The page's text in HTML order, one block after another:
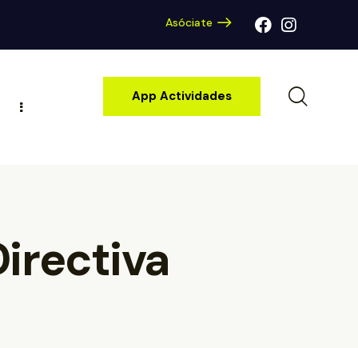
Asóciate
App Actividades